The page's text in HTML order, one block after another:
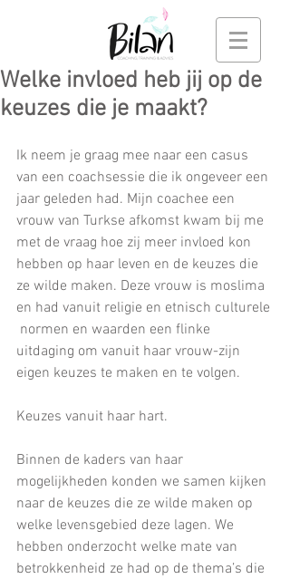
Welke invloed heb jij op de
keuzes die je maakt?
Ik neem je graag mee naar een casus
van een coachsessie die ik ongeveer een
jaar geleden had. Mijn coachee een
vrouw van Turkse afkomst kwam bij me
met de vraag hoe zij meer invloed kon
hebben op haar leven en de keuzes die
ze wilde maken. Deze vrouw is moslima
en had vanuit religie en etnisch culturele
normen en waarden een flinke
uitdaging om vanuit haar vrouw-zijn
eigen keuzes te maken en te volgen.
Keuzes vanuit haar hart.
Binnen de kaders van haar
mogelijkheden konden we samen kijken
naar de keuzes die ze wilde maken op
welke levensgebied deze lagen. We
hebben onderzocht welke mate van
betrokkenheid ze had op de thema’s die